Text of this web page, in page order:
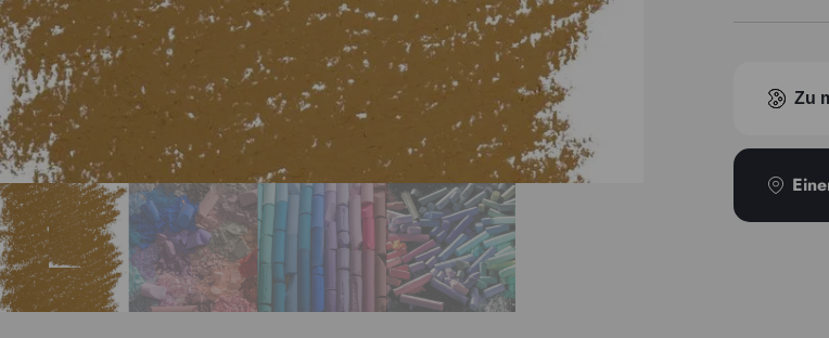
Zu